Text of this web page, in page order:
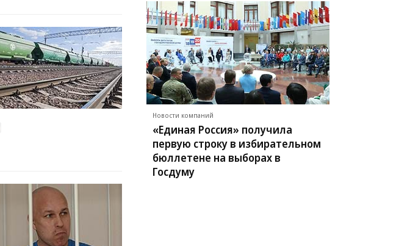
Новости компаний
«Единая Россия» получила
первую строку в избирательном
бюллетене на выборах в
Госдуму